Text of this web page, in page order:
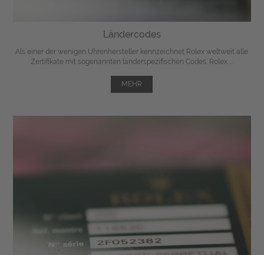
Ländercodes
Als einer der wenigen Uhrenhersteller kennzeichnet Rolex weltweit alle
Zertifikate mit sogenannten länderspezifischen Codes. Rolex ...
MEHR